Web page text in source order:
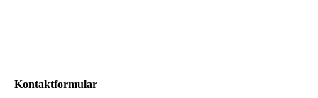
Kontaktformular